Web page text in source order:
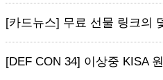
[카드뉴스] 무료 선물 링크의
[DEF CON 34] 이상중 KISA